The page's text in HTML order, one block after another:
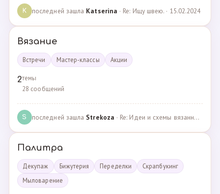
K последней зашла Katserina · Re: Ищу швею. · 15.02.2024
Вязание
Встречи Мастер-классы Акции
2темы
28 сообщений
S последней зашла Strekoza · Re: Идеи и схемы вязанных шариков · 16.12.2020
Палитра
Декупаж Бижутерия Переделки
Скрапбукинг
Мыловарение